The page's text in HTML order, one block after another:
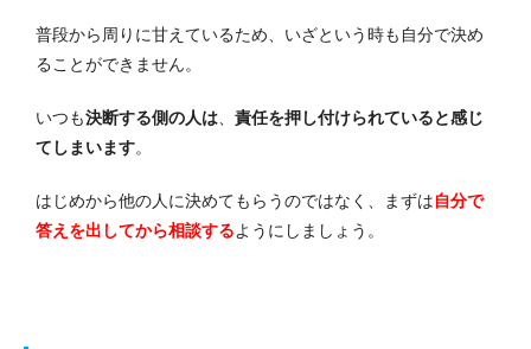
普段から周りに甘えているため、いざという時も自分で決め
ることができません。
いつも決断する側の人は
責任を押し付けられていると感じ
てしまいます。
はじめから他の人に決めてもらうのではなく、まずは自分で
答えを出してから相談するようにしましょう。